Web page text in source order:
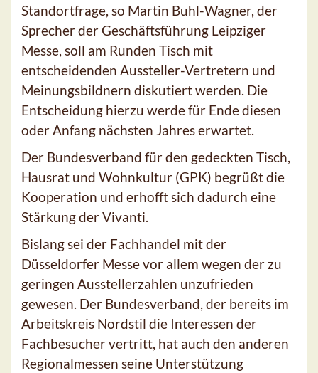
Standortfrage, so Martin Buhl-Wagner, der
Sprecher der Geschäftsführung Leipziger
Messe, soll am Runden Tisch mit
entscheidenden Aussteller-Vertretern und
Meinungsbildnern diskutiert werden. Die
Entscheidung hierzu werde für Ende diesen
oder Anfang nächsten Jahres erwartet.
Der Bundesverband für den gedeckten Tisch,
Hausrat und Wohnkultur (GPK) begrüßt die
Kooperation und erhofft sich dadurch eine
Stärkung der Vivanti.
Bislang sei der Fachhandel mit der
Düsseldorfer Messe vor allem wegen der zu
geringen Ausstellerzahlen unzufrieden
gewesen. Der Bundesverband, der bereits im
Arbeitskreis Nordstil die Interessen der
Fachbesucher vertritt, hat auch den anderen
Regionalmessen seine Unterstützung